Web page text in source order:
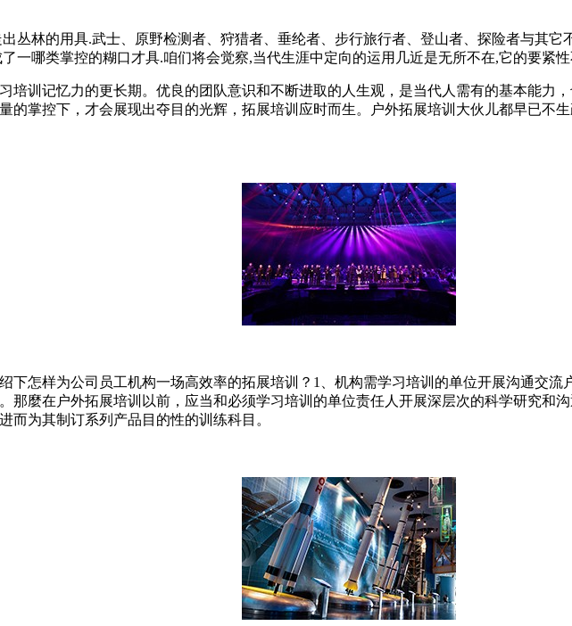
丛林的用具.武士、原野检测者、狩猎者、垂纶者、步行旅行者、登山者、探险者与其
一哪类掌控的糊口才具.咱们将会觉察,当代生涯中定向的运用几近是无所不在,它的要紧
培训记忆力的更长期。优良的团队意识和不断进取的人生观，是当代人需有的基本能力
的掌控下，才会展现出夺目的光辉，拓展培训应时而生。户外拓展培训大伙儿都早已不
下怎样为公司员工机构一场高效率的拓展培训？1、机构需学习培训的单位开展沟通交
那麼在户外拓展培训以前，应当和必须学习培训的单位责任人开展深层次的科学研究和
而为其制订系列产品目的性的训练科目。